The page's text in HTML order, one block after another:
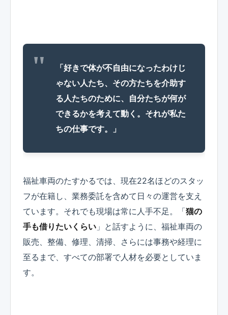
「好きで体が不自由になったわけじ
ゃない人たち、その方たちを介助す
る人たちのために、自分たちが何が
できるかを考えて動く。それが私た
ちの仕事です。」
福祉車両のたすかるでは、現在22名ほどのスタッ
フが在籍し、業務委託を含めて日々の運営を支え
ています。それでも現場は常に人手不足。「猫の
手も借りたいくらい 」と話すように、福祉車両の
販売、整備、修理、清掃、さらには事務や経理に
至るまで、すべての部署で人材を必要としていま
す。